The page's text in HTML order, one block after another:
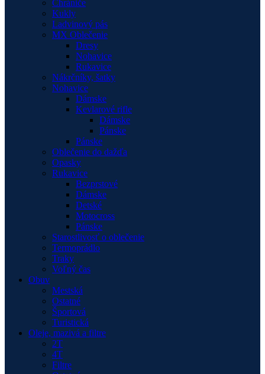
Chrániče
Kukly
Ladvinový pás
MX Oblečenie
Dresy
Nohavice
Rukavice
Nákrčníky, šatky
Nohavice
Dámske
Kevlarové rifle
Dámske
Pánske
Pánske
Oblečenie do dažďa
Opasky
Rukavice
Bezprstové
Dámske
Detské
Motocross
Pánske
Starostlivosť o oblečenie
Termoprádlo
Traky
Voľný čas
Obuv
Mestská
Ostatné
Športová
Turistická
Oleje, mazivá a filtre
2T
4T
Filtre